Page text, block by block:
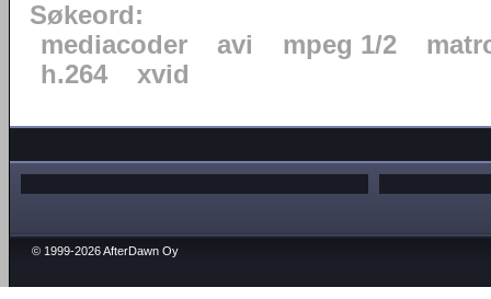
Søkeord:
mediacoder
avi mpeg 1/2
h.264
xvid
© 1999-2026 AfterDawn Oy